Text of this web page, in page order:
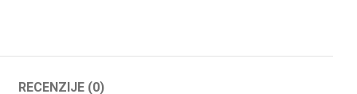
RECENZIJE (0)